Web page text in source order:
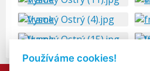
Používáme cookies!